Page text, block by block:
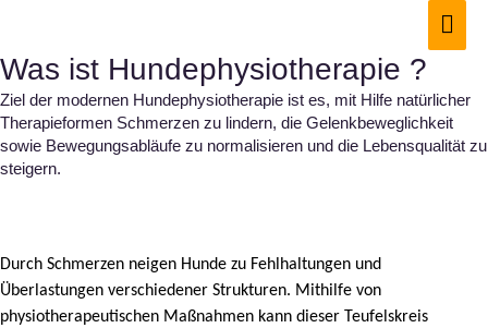
springen
Was ist Hundephysiotherapie ?
Ziel der modernen Hundephysiotherapie ist es, mit Hilfe natürlicher
Therapieformen Schmerzen zu lindern, die Gelenkbeweglichkeit
sowie Bewegungsabläufe zu normalisieren und die Lebensqualität zu
steigern.
Durch Schmerzen neigen Hunde zu Fehlhaltungen und
Überlastungen verschiedener Strukturen. Mithilfe von
physiotherapeutischen Maßnahmen kann dieser Teufelskreis